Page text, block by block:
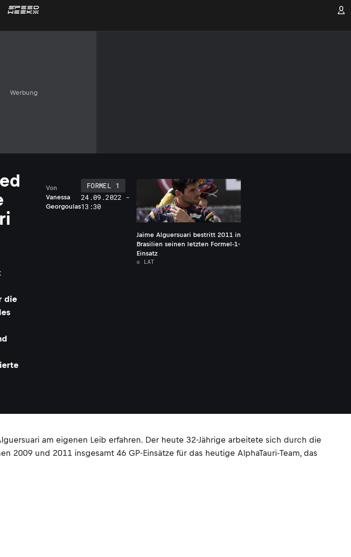
Werbung
die
Vanessa
Georgoulas
Von
FORMEL 1
24.09.2022 -
13:30
Jaime Alguersuari bestritt 2011 in
Brasilien seinen letzten Formel-1-
Einsatz
© LAT
am eigenen Leib erfahren. Der heute 32-Jährige arbeitete sich durch die
und 2011 insgesamt 46 GP-Einsätze für das heutige AlphaTauri-Team, das